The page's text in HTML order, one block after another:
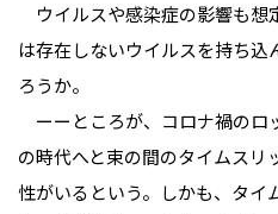
ウイルスや感染症の影響も想
は存在しないウイルスを持ち込
ろうか。
ーーところが、コロナ禍のロ
の時代へと束の間のタイムスリ
性がいるという。しかも、タイ